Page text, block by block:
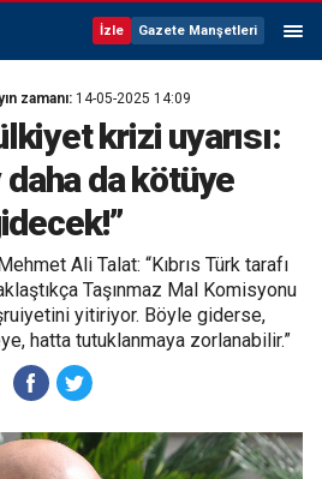
İzle Gazete Manşetleri
zamanı: 14-05-2025 14:09
krizi uyarısı:
daha da kötüye
Ali Talat: “Kıbrıs Türk tarafı
Taşınmaz Mal Komisyonu
yitiriyor. Böyle giderse,
hatta tutuklanmaya zorlanabilir.”